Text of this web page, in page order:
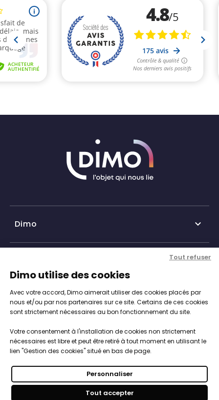
Dimo utilise des cookies
Avec votre accord, Dimo aimerait utiliser des cookies placés par
nous et/ou par nos partenaires sur ce site. Certains de ces cookies
sont strictement nécessaires au bon fonctionnement du site.
Votre consentement à l'installation de cookies non strictement
nécessaires est libre et peut être retiré à tout moment en utilisant le
lien "Gestion des cookies" situé en bas de page.
Tout accepter
Tout refuser
Personnaliser
Dimo 
Historique DIMO
Nos agences
Catalogue objets publicitaires

Expertise, conseil et service client
Personnalisation de vos objets
Engagements, Normes & Sécurité
Studios PAO intégré
Vos objets 100% sur-mesure
Votre boutique clés en main
Informations 
CGV
Mentions légales
Politique de cookies
Paiements sécurisés
Notre démarche RSE 
Nous intégrons les enjeux du développement durable
dans la stratégies de notre entreprise par une